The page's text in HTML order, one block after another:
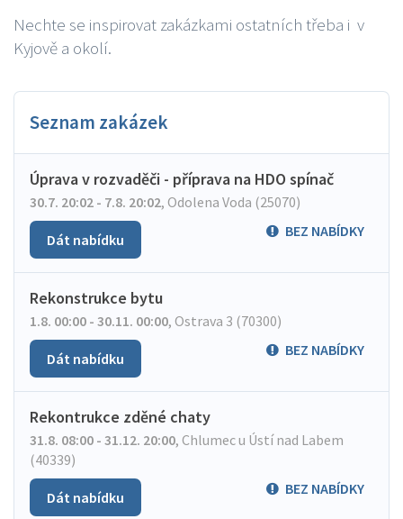
Nechte se inspirovat zakázkami ostatních třeba i v
Kyjově a okolí.
Seznam zakázek
Úprava v rozvaděči - příprava na HDO spínač
30.7. 20:02 - 7.8. 20:02, Odolena Voda (25070)
BEZ NABÍDKY
Dát nabídku
Rekonstrukce bytu
1.8. 00:00 - 30.11. 00:00, Ostrava 3 (70300)
BEZ NABÍDKY
Dát nabídku
Rekontrukce zděné chaty
31.8. 08:00 - 31.12. 20:00, Chlumec u Ústí nad Labem
(40339)
BEZ NABÍDKY
Dát nabídku